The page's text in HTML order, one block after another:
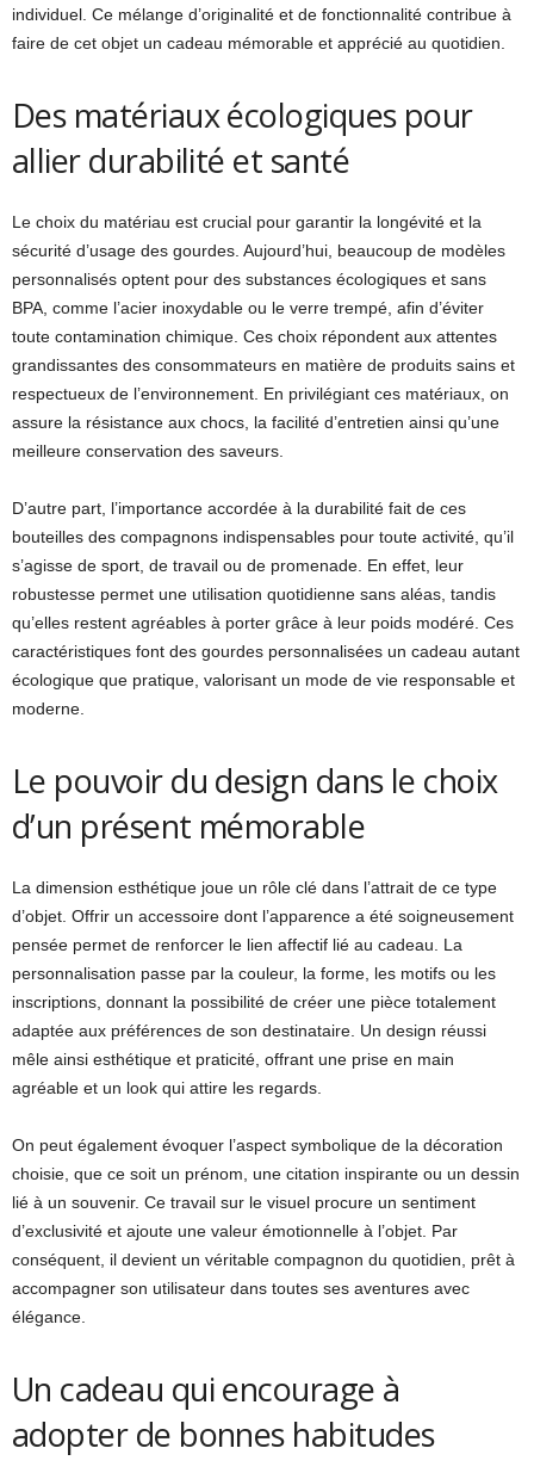
individuel. Ce mélange d’originalité et de fonctionnalité contribue à
faire de cet objet un cadeau mémorable et apprécié au quotidien.
Des matériaux écologiques pour
allier durabilité et santé
Le choix du matériau est crucial pour garantir la longévité et la
sécurité d’usage des gourdes. Aujourd’hui, beaucoup de modèles
personnalisés optent pour des substances écologiques et sans
BPA, comme l’acier inoxydable ou le verre trempé, afin d’éviter
toute contamination chimique. Ces choix répondent aux attentes
grandissantes des consommateurs en matière de produits sains et
respectueux de l’environnement. En privilégiant ces matériaux, on
assure la résistance aux chocs, la facilité d’entretien ainsi qu’une
meilleure conservation des saveurs.
D’autre part, l’importance accordée à la durabilité fait de ces
bouteilles des compagnons indispensables pour toute activité, qu’il
s’agisse de sport, de travail ou de promenade. En effet, leur
robustesse permet une utilisation quotidienne sans aléas, tandis
qu’elles restent agréables à porter grâce à leur poids modéré. Ces
caractéristiques font des gourdes personnalisées un cadeau autant
écologique que pratique, valorisant un mode de vie responsable et
moderne.
Le pouvoir du design dans le choix
d’un présent mémorable
La dimension esthétique joue un rôle clé dans l’attrait de ce type
d’objet. Offrir un accessoire dont l’apparence a été soigneusement
pensée permet de renforcer le lien affectif lié au cadeau. La
personnalisation passe par la couleur, la forme, les motifs ou les
inscriptions, donnant la possibilité de créer une pièce totalement
adaptée aux préférences de son destinataire. Un design réussi
mêle ainsi esthétique et praticité, offrant une prise en main
agréable et un look qui attire les regards.
On peut également évoquer l’aspect symbolique de la décoration
choisie, que ce soit un prénom, une citation inspirante ou un dessin
lié à un souvenir. Ce travail sur le visuel procure un sentiment
d’exclusivité et ajoute une valeur émotionnelle à l’objet. Par
conséquent, il devient un véritable compagnon du quotidien, prêt à
accompagner son utilisateur dans toutes ses aventures avec
élégance.
Un cadeau qui encourage à
adopter de bonnes habitudes